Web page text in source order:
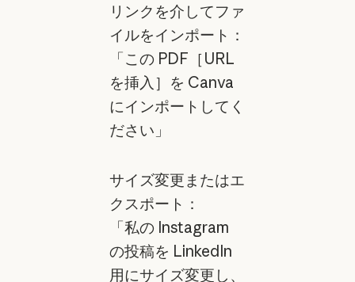
リンクを介してファ
イルをインポート：
「この PDF［URL
を挿入］を Canva
にインポートしてく
ださい」
サイズ変更またはエ
クスポート：
「私の Instagram
の投稿を LinkedIn
用にサイズ変更し、